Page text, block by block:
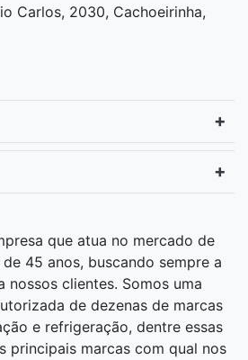
Carlos, 2030, Cachoeirinha,
que atua no mercado de
45 anos, buscando sempre a
nossos clientes. Somos uma
de dezenas de marcas
e refrigeração, dentre essas
principais marcas com qual nos